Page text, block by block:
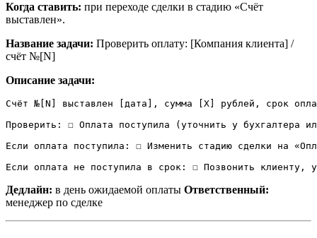
Когда ставить: при переходе сделки в стадию «Счёт
выставлен».
Название задачи: Проверить оплату: [Компания клиента] /
счёт №[N]
Описание задачи:
Счёт №[N] выставлен [дата], сумма [X] рублей, срок
Проверить: ☐ Оплата поступила (уточнить у бухгалтера
Если оплата поступила: ☐ Изменить стадию сделки на
Если оплата не поступила в срок: ☐ Позвонить клиенту,
Дедлайн: в день ожидаемой оплаты Ответственный:
менеджер по сделке